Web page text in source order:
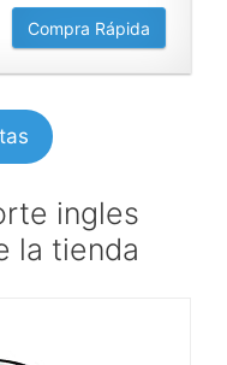
Compra Rápida
ingles
la tienda